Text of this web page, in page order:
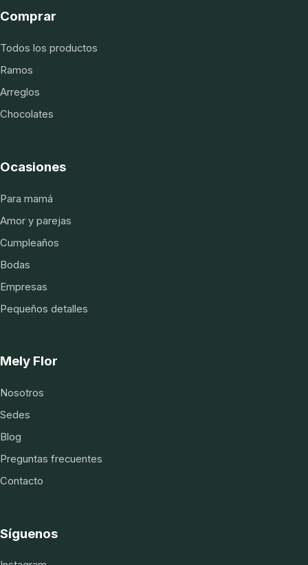
Comprar
Todos los productos
Ramos
Arreglos
Chocolates
Ocasiones
Para mamá
Amor y parejas
Cumpleaños
Bodas
Empresas
Pequeños detalles
Mely Flor
Nosotros
Sedes
Blog
Preguntas frecuentes
Contacto
Síguenos